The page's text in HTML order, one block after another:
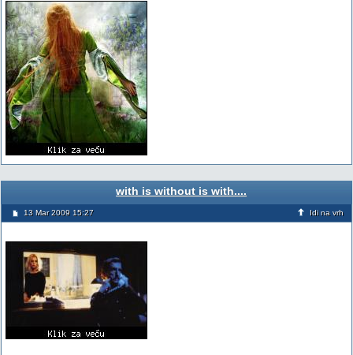
with is without is with....
13 Mar 2009 15:27 Idi na vrh